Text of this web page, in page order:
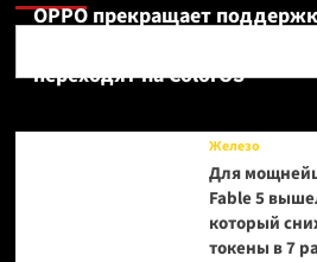
Switch
подорожает
$499
OPPO прекращает
Realme UI — OnePlus и
переходят на ColorOS
Железо
Для
Fable 5
который
токены в 7